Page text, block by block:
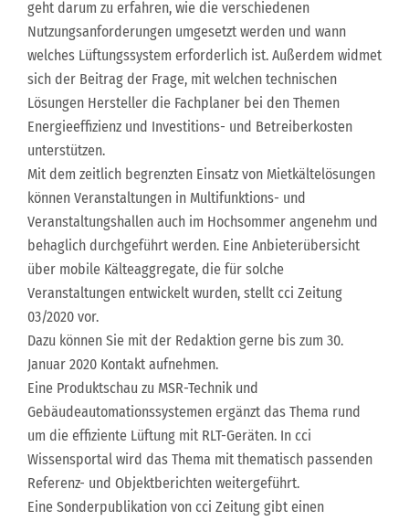
geht darum zu erfahren, wie die verschiedenen
Nutzungsanforderungen umgesetzt werden und wann
welches Lüftungssystem erforderlich ist. Außerdem widmet
sich der Beitrag der Frage, mit welchen technischen
Lösungen Hersteller die Fachplaner bei den Themen
Energieeffizienz und Investitions- und Betreiberkosten
unterstützen.
Mit dem zeitlich begrenzten Einsatz von Mietkältelösungen
können Veranstaltungen in Multifunktions- und
Veranstaltungshallen auch im Hochsommer angenehm und
behaglich durchgeführt werden. Eine Anbieterübersicht
über mobile Kälteaggregate, die für solche
Veranstaltungen entwickelt wurden, stellt cci Zeitung
03/2020 vor.
Dazu können Sie mit der Redaktion gerne bis zum 30.
Januar 2020 Kontakt aufnehmen.
Eine Produktschau zu MSR-Technik und
Gebäudeautomationssystemen ergänzt das Thema rund
um die effiziente Lüftung mit RLT-Geräten. In cci
Wissensportal wird das Thema mit thematisch passenden
Referenz- und Objektberichten weitergeführt.
Eine Sonderpublikation von cci Zeitung gibt einen